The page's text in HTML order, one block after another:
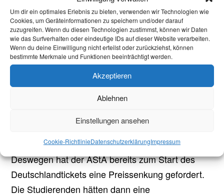
Um dir ein optimales Erlebnis zu bieten, verwenden wir Technologien wie
Cookies, um Geräteinformationen zu speichern und/oder darauf
zuzugreifen. Wenn du diesen Technologien zustimmst, können wir Daten
wie das Surfverhalten oder eindeutige IDs auf dieser Website verarbeiten.
Wenn du deine Einwilligung nicht erteilst oder zurückziehst, können
bestimmte Merkmale und Funktionen beeinträchtigt werden.
Akzeptieren
Ablehnen
Einstellungen ansehen
Cookie-RichtlinieDatenschutzerklärungImpressum
„Ein Vergleich mit dem Jobticket zeigt zudem,
dass Studierende fast ein Jahr im Regen
stehen gelassen wurden und weiterhin die
alten, zu hohen Beiträge zahlen mussten,
während es für alle anderen günstiger wurde
und z.B. Arbeitnehmer*innen direkt mit dem
Start des Deutschlandtickets von einem
Leonhardt, Finanzreferent im AStA.
Deswegen hat der AStA bereits zum Start des
Deutschlandtickets eine Preissenkung gefordert.
Die Studierenden hätten dann eine